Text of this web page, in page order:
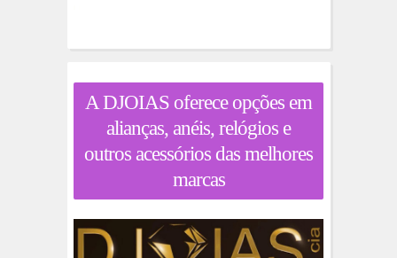
A DJOIAS oferece opções em
alianças, anéis, relógios e
outros acessórios das melhores
marcas